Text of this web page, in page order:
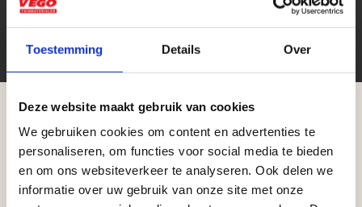
Toestemming Details Over
Deze website maakt gebruik van cookies
We gebruiken cookies om content en advertenties te
personaliseren, om functies voor social media te bieden
en om ons websiteverkeer te analyseren. Ook delen we
informatie over uw gebruik van onze site met onze
het planten gebruikt worden.
Artikelnummer V42727
Eenheid stuk
Aangepaste openingstijden tijdens de
vakantieperiode